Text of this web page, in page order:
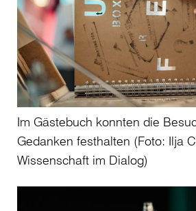
Im Gästebuch konnten die
Gedanken festhalten (Foto: Ilja
Wissenschaft im Dialog)